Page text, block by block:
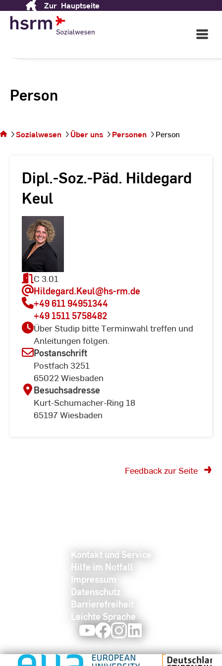
Content
Zur Hauptseite
Open
Main
Person
sich auf
der
Sozialwesen Über uns Personen Person
Dipl.-Soz.-Päd. Hildegard
Keul
C 3.01
Hildegard.Keul@hs-rm.de
+49 611 94951344
+49 1511 5758482
Über Studip bitte Terminwahl treffen und
Anleitungen folgen.
Postanschrift
Postfach 3251
65022 Wiesbaden
Besuchsadresse
Kurt-Schumacher-Ring 18
65197 Wiesbaden
Feedback zur Seite
Kontakt und Service
Hilfe im Notfall
Impressum
Datenschutz
Barrierefreiheit
Leichte Sprache
YoutubeFacebookInstagram